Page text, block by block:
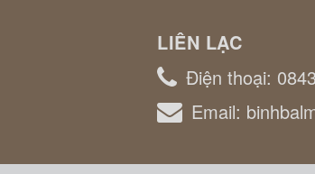
LIÊN LẠC
Điện thoại:
Email: